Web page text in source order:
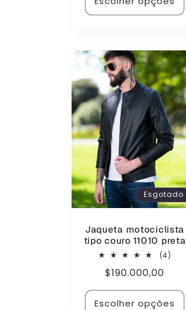
Esgotado
Jaqueta motociclista
tipo couro 11010 preta
(4)
Preço
normal
$190.000,00
Escolher opções